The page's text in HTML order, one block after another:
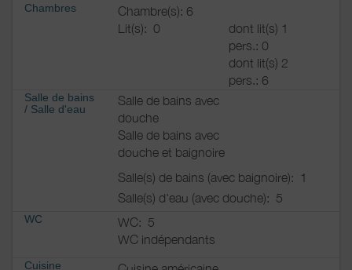
Chambres
Chambre(s): 6
Lit(s): 0
dont lit(s) 1
pers.: 0
dont lit(s) 2
pers.: 6
Salle de bains
/ Salle d'eau
Salle de bains avec
douche
Salle de bains avec
douche et baignoire
Salle(s) de bains (avec baignoire):
1
Salle(s) d'eau (avec douche): 5
WC WC: 5
WC indépendants
Cuisine